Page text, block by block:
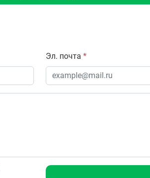
Эл. почта *